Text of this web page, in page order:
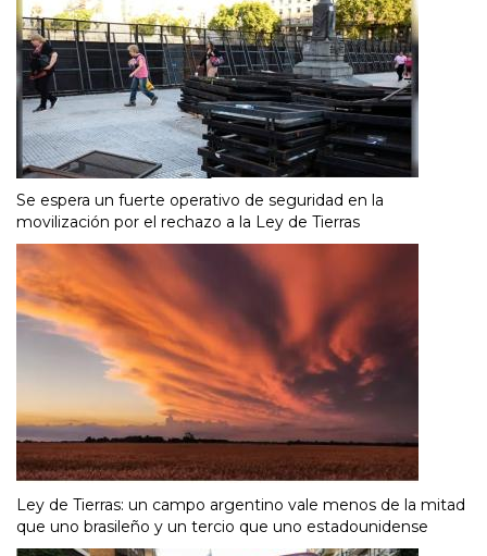
Se espera un fuerte operativo de seguridad en la
movilización por el rechazo a la Ley de Tierras
Ley de Tierras: un campo argentino vale menos de la mitad
que uno brasileño y un tercio que uno estadounidense